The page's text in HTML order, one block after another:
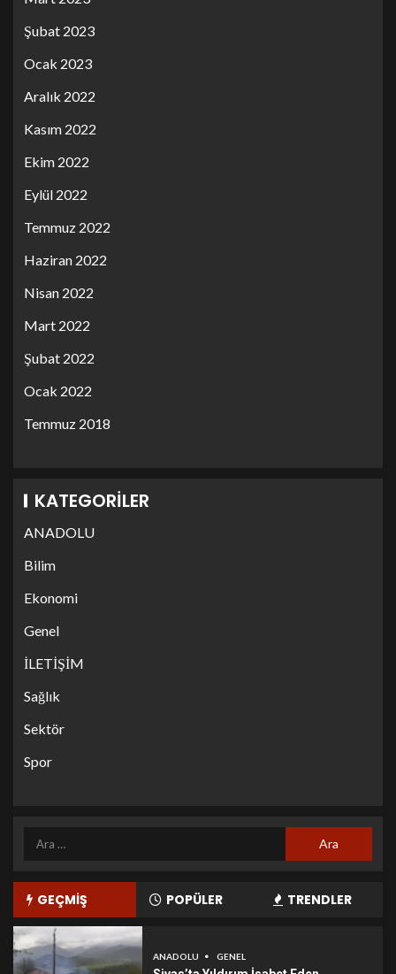
Şubat 2023
Ocak 2023
Aralık 2022
Kasım 2022
Ekim 2022
Eylül 2022
Temmuz 2022
Haziran 2022
Nisan 2022
Mart 2022
Şubat 2022
Ocak 2022
Temmuz 2018
KATEGORILER
ANADOLU
Bilim
Ekonomi
Genel
İLETİŞİM
Sağlık
Sektör
Spor
GEÇMİŞ POPÜLER TRENDLER
ANADOLU GENEL